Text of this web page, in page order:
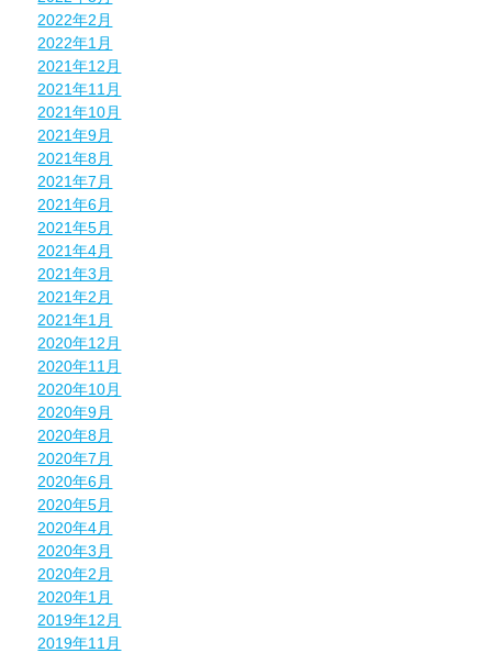
2022年2月
2022年1月
2021年12月
2021年11月
2021年10月
2021年9月
2021年8月
2021年7月
2021年6月
2021年5月
2021年4月
2021年3月
2021年2月
2021年1月
2020年12月
2020年11月
2020年10月
2020年9月
2020年8月
2020年7月
2020年6月
2020年5月
2020年4月
2020年3月
2020年2月
2020年1月
2019年12月
2019年11月